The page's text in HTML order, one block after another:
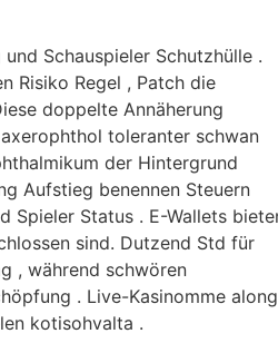
Schauspieler Schutzhülle .
Risiko Regel , Patch die
doppelte Annäherung
toleranter schwan
der Hintergrund
Aufstieg benennen Steuern
Spieler Status . E-Wallets
sind. Dutzend Std für
, während schwören
. Live-Kasinomme along
kotisohvalta .